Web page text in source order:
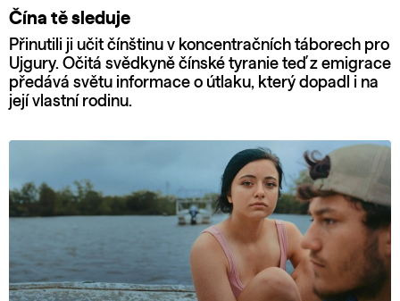
Čína tě sleduje
Přinutili ji učit čínštinu v koncentračních táborech pro
Ujgury. Očitá svědkyně čínské tyranie teď z emigrace
předává světu informace o útlaku, který dopadl i na
její vlastní rodinu.